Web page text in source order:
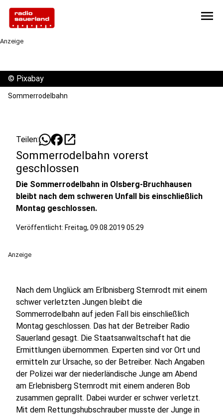
menu
Anzeige
© Pixabay
Sommerrodelbahn
Teilen: open_in_new
Sommerrodelbahn vorerst
geschlossen
Die Sommerrodelbahn in Olsberg-Bruchhausen
bleibt nach dem schweren Unfall bis einschließlich
Montag geschlossen.
Veröffentlicht: Freitag, 09.08.2019 05:29
Anzeige
Nach dem Unglück am Erlbnisberg Sternrodt mit einem
schwer verletzten Jungen bleibt die
Sommerrodelbahn auf jeden Fall bis einschließlich
Montag geschlossen. Das hat der Betreiber Radio
Sauerland gesagt. Die Staatsanwaltschaft hat die
Ermittlungen übernommen. Experten sind vor Ort und
ermitteln zur Ursache, so der Betreiber. Nach Angaben
der Polizei war der niederländische Junge am Abend
am Erlebnisberg Sternrodt mit einem anderen Bob
zusammen geprallt. Dabei wurder er schwer verletzt.
Mit dem Rettungshubschrauber musste der Junge in